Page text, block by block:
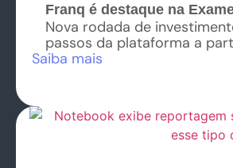
Franq é destaque na
Nova rodada de
passos da plataforma a
Saiba mais